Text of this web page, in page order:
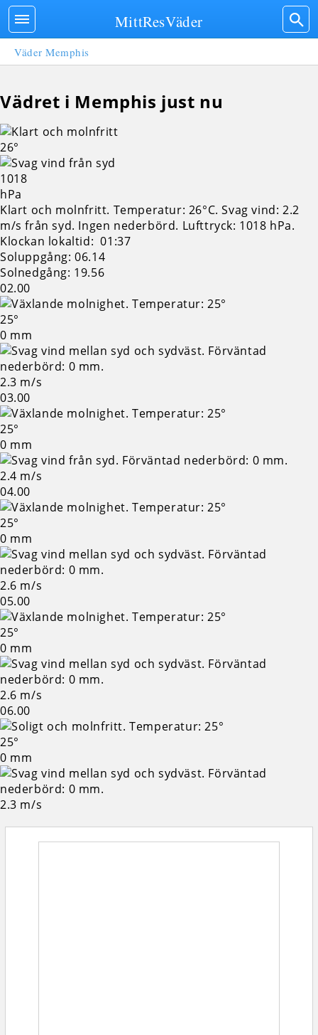
Väder Memphis
Vädret i Memphis just nu
26°
1018
hPa
Klart och molnfritt. Temperatur: 26°C. Svag vind: 2.2
m/s från syd. Ingen nederbörd. Lufttryck: 1018 hPa.
Klockan lokaltid: 01:37
Soluppgång: 06.14
Solnedgång: 19.56
02.00
25°
0 mm
2.3 m/s
03.00
25°
0 mm
2.4 m/s
04.00
25°
0 mm
2.6 m/s
05.00
25°
0 mm
2.6 m/s
06.00
25°
0 mm
2.3 m/s
MittResVäder